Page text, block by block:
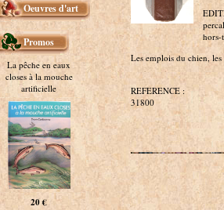
Oeuvres d'art
Promos
La pêche en eaux
closes à la mouche
artificielle
20 €
hors-
Les emplois du chien,
REFERENCE :
31800